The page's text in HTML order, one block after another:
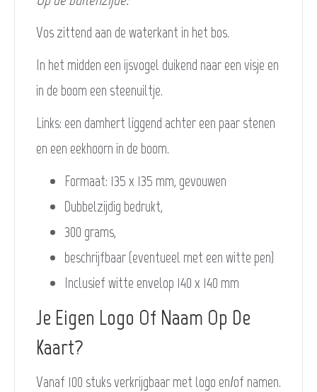
Vos zittend aan de waterkant in het bos.
In het midden een ijsvogel duikend naar een visje en
in de boom een steenuiltje.
Links: een damhert liggend achter een paar stenen
en een eekhoorn in de boom.
Formaat: 135 x 135 mm, gevouwen
Dubbelzijdig bedrukt,
300 grams,
beschrijfbaar (eventueel met een witte pen)
Inclusief witte envelop 140 x 140 mm
Je Eigen Logo Of Naam Op De
Kaart?
Vanaf 100 stuks verkrijgbaar met logo en/of namen.